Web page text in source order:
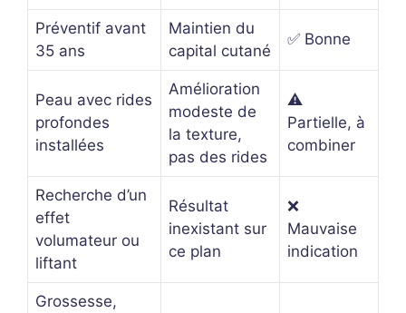
Préventif avant
35 ans
Maintien du
capital cutané
✅ Bonne
Peau avec rides
profondes
installées
Amélioration
modeste de
la texture,
pas des rides
⚠️
Partielle, à
combiner
Recherche d’un
effet
volumateur ou
liftant
Résultat
inexistant sur
ce plan
❌
Mauvaise
indication
Grossesse,